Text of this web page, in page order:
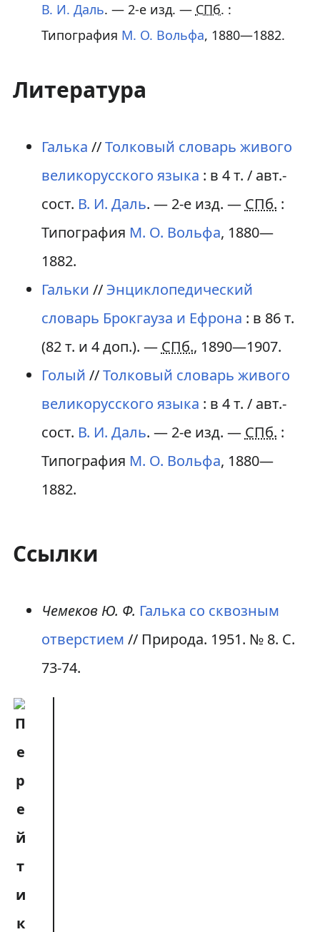
В. И. Даль. — 2-е изд. — СПб. :
Типография М. О. Вольфа, 1880—1882.
Литература
Галька //Толковый словарь живого
великорусского языка : в 4 т. / авт.-
сост. В. И. Даль. — 2-е изд. — СПб. :
Типография М. О. Вольфа, 1880—
1882.
Гальки //Энциклопедический
словарь Брокгауза и Ефрона : в 86 т.
(82 т. и 4 доп.). — СПб., 1890—1907.
Голый //Толковый словарь живого
великорусского языка : в 4 т. / авт.-
сост. В. И. Даль. — 2-е изд. — СПб. :
Типография М. О. Вольфа, 1880—
1882.
Ссылки
Чемеков Ю. Ф. Галька со сквозным
отверстием // Природа. 1951. № 8. С.
73-74.